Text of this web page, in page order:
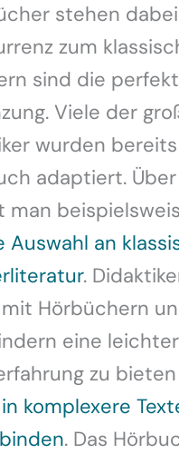
stehen
zum
sind die
Viele der
wurden
adaptiert.
man
Auswahl an
.
Hörbüchern
eine
zu
komplexere
. Das